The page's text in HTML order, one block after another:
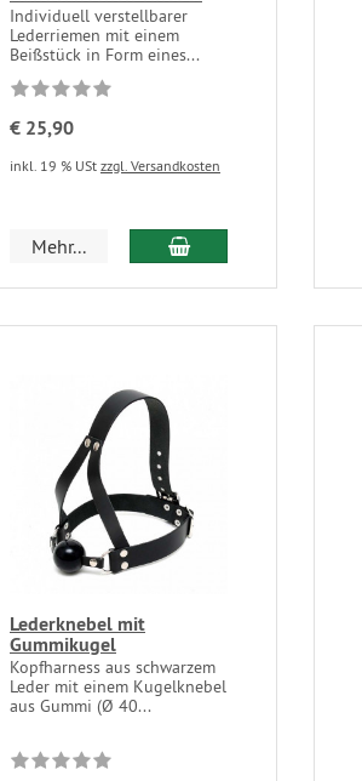
Individuell verstellbarer
Lederriemen mit einem
Beißstück in Form eines...
€ 25,90
inkl. 19 % USt zzgl. Versandkosten
Mehr...
Lederknebel mit
Gummikugel
Kopfharness aus schwarzem
Leder mit einem Kugelknebel
aus Gummi (Ø 40...